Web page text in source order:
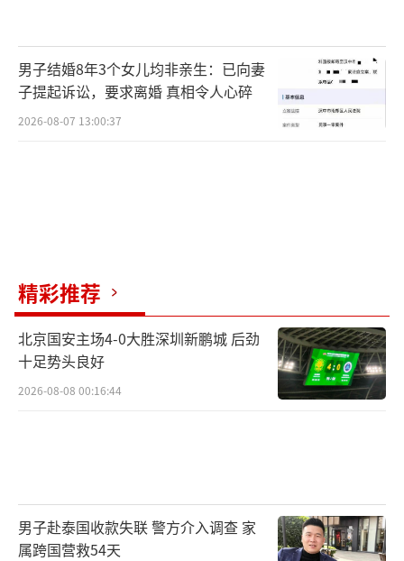
男子结婚8年3个女儿均非亲生：已向妻
子提起诉讼，要求离婚 真相令人心碎
2026-08-07 13:00:37
精彩推荐
北京国安主场4-0大胜深圳新鹏城 后劲
十足势头良好
2026-08-08 00:16:44
男子赴泰国收款失联 警方介入调查 家
属跨国营救54天